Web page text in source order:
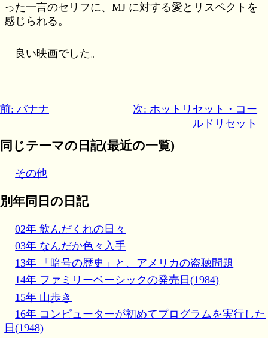
った一言のセリフに、MJ に対する愛とリスペクトを
感じられる。
良い映画でした。
前: バナナ
次: ホットリセット・コー
ルドリセット
同じテーマの日記(最近の一覧)
その他
別年同日の日記
02年 飲んだくれの日々
03年 なんだか色々入手
13年 「暗号の歴史」と、アメリカの盗聴問題
14年 ファミリーベーシックの発売日(1984)
15年 山歩き
16年 コンピューターが初めてプログラムを実行した
日(1948)